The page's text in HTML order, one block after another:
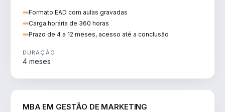
Formato EAD com aulas gravadas
Carga horária de 360 horas
Prazo de 4 a 12 meses, acesso até a conclusão
DURAÇÃO
4 meses
MBA EM GESTÃO DE MARKETING